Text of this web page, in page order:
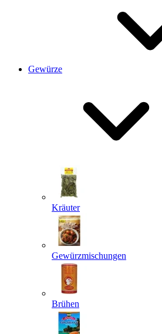
Gewürze
Kräuter
Gewürzmischungen
Brühen